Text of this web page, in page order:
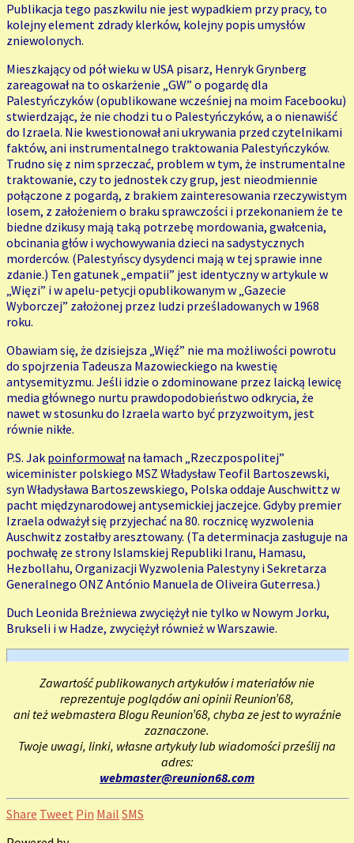
Publikacja tego paszkwilu nie jest wypadkiem przy pracy, to
kolejny element zdrady klerków, kolejny popis umysłów
zniewolonych.
Mieszkający od pół wieku w USA pisarz, Henryk Grynberg
zareagował na to oskarżenie „GW” o pogardę dla
Palestyńczyków (opublikowane wcześniej na moim Facebooku)
stwierdzając, że nie chodzi tu o Palestyńczyków, a o nienawiść
do Izraela. Nie kwestionował ani ukrywania przed czytelnikami
faktów, ani instrumentalnego traktowania Palestyńczyków.
Trudno się z nim sprzeczać, problem w tym, że instrumentalne
traktowanie, czy to jednostek czy grup, jest nieodmiennie
połączone z pogardą, z brakiem zainteresowania rzeczywistym
losem, z założeniem o braku sprawczości i przekonaniem że te
biedne dzikusy mają taką potrzebę mordowania, gwałcenia,
obcinania głów i wychowywania dzieci na sadystycznych
morderców. (Palestyńscy dysydenci mają w tej sprawie inne
zdanie.) Ten gatunek „empatii” jest identyczny w artykule w
„Więzi” i w apelu-petycji opublikowanym w „Gazecie
Wyborczej” założonej przez ludzi prześladowanych w 1968
roku.
Obawiam się, że dzisiejsza „Więź” nie ma możliwości powrotu
do spojrzenia Tadeusza Mazowieckiego na kwestię
antysemityzmu. Jeśli idzie o zdominowane przez laicką lewicę
media głównego nurtu prawdopodobieństwo odkrycia, że
nawet w stosunku do Izraela warto być przyzwoitym, jest
równie nikłe.
P.S. Jak poinformowałna łamach „Rzeczpospolitej”
wiceminister polskiego MSZ Władysław Teofil Bartoszewski,
syn Władysława Bartoszewskiego, Polska oddaje Auschwittz w
pacht międzynarodowej antysemickiej jaczejce. Gdyby premier
Izraela odważył się przyjechać na 80. rocznicę wyzwolenia
Auschwitz zostałby aresztowany. (Ta determinacja zasługuje na
pochwałę ze strony Islamskiej Republiki Iranu, Hamasu,
Hezbollahu, Organizacji Wyzwolenia Palestyny i Sekretarza
Generalnego ONZ António Manuela de Oliveira Guterresa.)
Duch Leonida Breżniewa zwyciężył nie tylko w Nowym Jorku,
Brukseli i w Hadze, zwyciężył również w Warszawie.
Zawartość publikowanych artykułów i materiałów nie
reprezentuje poglądów ani opinii Reunion’68,
ani też webmastera Blogu Reunion’68, chyba ze jest to wyraźnie
zaznaczone.
Twoje uwagi, linki, własne artykuły lub wiadomości prześlij na
adres:
webmaster@reunion68.com
Share Tweet Pin Mail SMS